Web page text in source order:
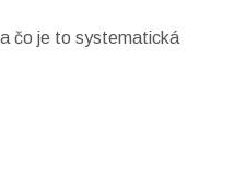
čo je to systematická